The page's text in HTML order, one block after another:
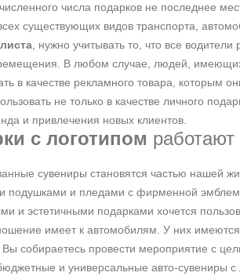
числа подарков не последнее
существующих видов транспорта,
, нужно учитывать то, что все
В любом случае, людей,
в качестве рекламного товара, которым
не только в качестве личного
и привлечения новых клиентов.
с логотипом
сувениры становятся частью нашей
подушками и пледами с фирменной
и эстетичными подарками хочется
имеет к автомобилям. У них
Вы собираетесь провести мероприятие с
и универсальные авто-сувениры